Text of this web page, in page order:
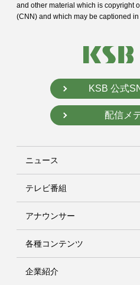
and other material which is copyright
(CNN) and which may be captioned in
KSB 公式
配信メ
ニュース
テレビ番組
アナウンサー
各種コンテンツ
企業紹介